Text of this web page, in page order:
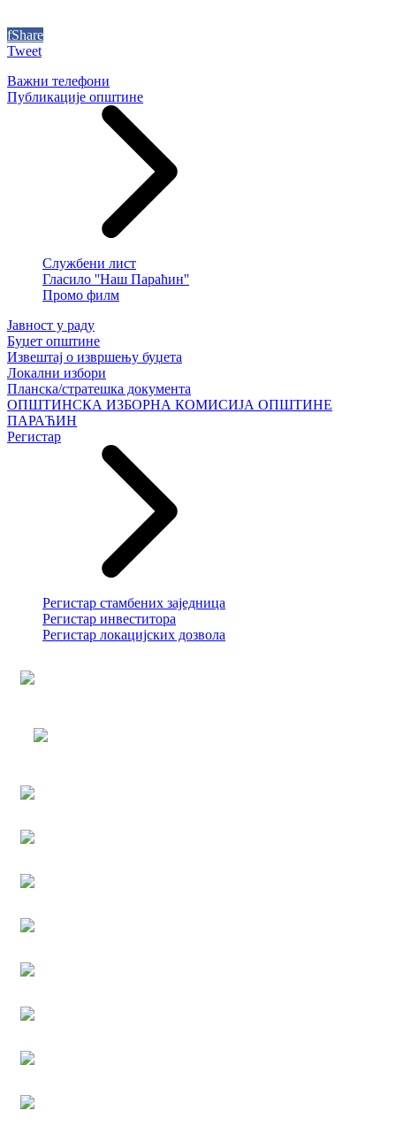
fShare
Tweet
Важни телефони
Публикације општине
Службени лист
Гласило ''Наш Параћин''
Промо филм
Јавност у раду
Буџет општине
Извештај о извршењу буџета
Локални избори
Планска/стратешка документа
ОПШТИНСКА ИЗБОРНА КОМИСИЈА ОПШТИНЕ
ПАРАЋИН
Регистар
Регистар стамбених заједница
Регистар инвеститора
Регистар локацијских дозвола